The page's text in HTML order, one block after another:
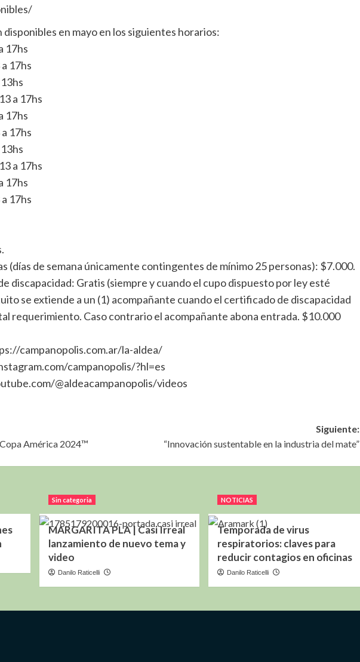
disponibles en mayo en los siguientes horarios:
17hs
17hs
a 17hs
17hs
17hs
a 17hs
17hs
17hs
(días de semana únicamente contingentes de mínimo 25 personas): $7.000.
discapacidad: Gratis (siempre y cuando el cupo dispuesto por ley esté
se extiende a un (1) acompañante cuando el certificado de discapacidad
requerimiento. Caso contrario el acompañante abona entrada. $10.000
campanopolis.com.ar/la-aldea/
campanopolis/?hl=es
@aldeacampanopolis/videos
América 2024™️
Siguiente:
“Innovación sustentable en la industria del mate”
Sin categoria
MARGARITA PLA | Casi Irreal
lanzamiento de nuevo tema y
video
Danilo Raticelli
NOTICIAS
Temporada de virus
respiratorios: claves para
reducir contagios en oficinas
Danilo Raticelli